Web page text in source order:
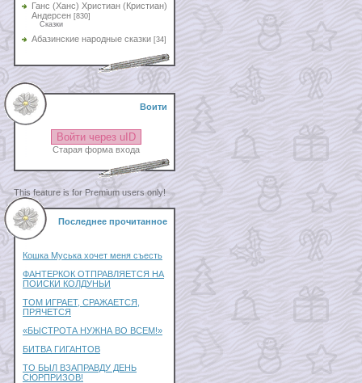
Ганс (Ханс) Христиан (Кристиан)
Андерсен [830]
Сказки
Абазинские народные сказки [34]
Воити
Войти через uID
Старая форма входа
This feature is for Premium users only!
Последнее прочитанное
Кошка Муська хочет меня съесть
ФАНТЕРКОК ОТПРАВЛЯЕТСЯ НА
ПОИСКИ КОЛДУНЬИ
ТОМ ИГРАЕТ, СРАЖАЕТСЯ,
ПРЯЧЕТСЯ
«БЫСТРОТА НУЖНА ВО ВСЕМ!»
БИТВА ГИГАНТОВ
ТО БЫЛ ВЗАПРАВДУ ДЕНЬ
СЮРПРИЗОВ!